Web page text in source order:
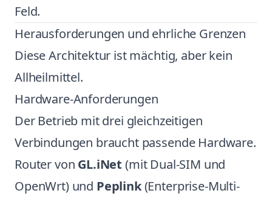
Feld.
Herausforderungen und ehrliche Grenzen
Diese Architektur ist mächtig, aber kein
Allheilmittel.
Hardware-Anforderungen
Der Betrieb mit drei gleichzeitigen
Verbindungen braucht passende Hardware.
Router von GL.iNet (mit Dual-SIM und
OpenWrt) und Peplink(Enterprise-Multi-